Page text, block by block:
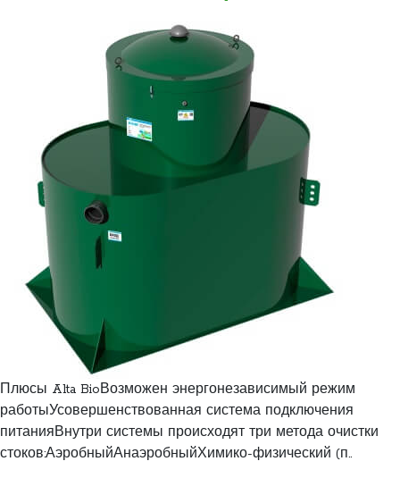
Плюсы Alta BioВозможен энергонезависимый режим
работыУсовершенствованная система подключения
питанияВнутри системы происходят три метода очистки
стоков:АэробныйАнаэробныйХимико-физический (п..